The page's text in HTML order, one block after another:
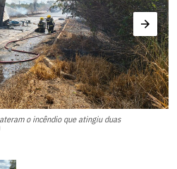
o incêndio que atingiu duas